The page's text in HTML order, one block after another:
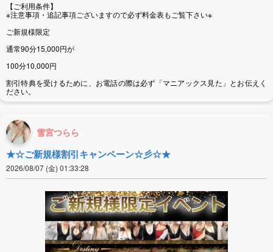
【ご利用条件】
※注意事項・追記事項ございますので必ず料金表もご覧下さい※
ご新規様限定
通常90分15,000円が
100分10,000円
割引特典を受けるために、お電話の際は必ず「マニアックス見た」とお伝えく
ださい。
雪宮つらら
★☆ご新規様割引キャンペーン☆彡☆★
2026/08/07 (金) 01:33:28